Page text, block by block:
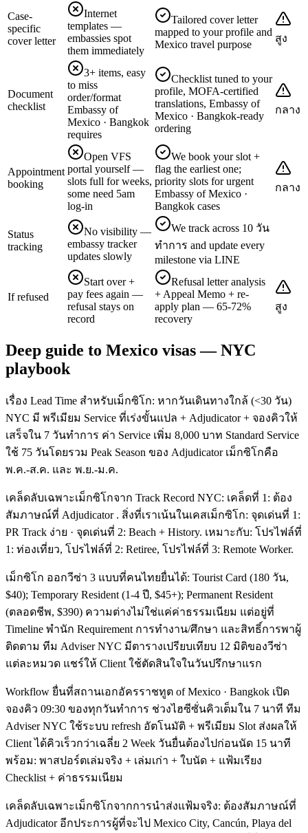
Case-
specific
cover letter
Internet
templates —
embassies spot
them immediately
Tailored cover letter
mapped to your profile and
Mexico travel purpose
สูง
Document
checklist
3+ items, easy
to miss
order/format
Embassy of
Mexico · Bangkok
requires
Checklist tuned to your
profile, MOFA-certified
translations, Embassy of
Mexico · Bangkok-ready
ordering
กลาง
Appointment
booking
Open VFS
portal yourself —
slots full for weeks,
some need 5am
log-in
We book your slot +
flag the earliest one;
priority slots for urgent
Embassy of Mexico ·
Bangkok cases
กลาง
Status
tracking
No visibility —
embassy tracker
updates slowly
We track across 10 วัน
ทำการ and update every
milestone via LINE
If refused
Start over +
pay fees again —
refusal stays on
record
Refusal letter analysis
+ Appeal Memo + re-
apply plan — 65-72%
recovery
สูง
Deep guide to Mexico visas — NYC
playbook
เรื่อง Lead Time สำหรับเม็กซิโก: หากวันเดินทางใกล้ (<30 วัน)
NYC มี พรีเมียม Service ที่เร่งขั้นแปล + Adjudicator + จองคิวให้
เสร็จใน 7 วันทำการ ค่า Service เพิ่ม 8,000 บาท Standard Service
ใช้ 75 วันโดยรวม Peak Season ของ Adjudicator เม็กซิโกคือ
พ.ค.-ส.ค. และ พ.ย.-ม.ค.
เคล็ดลับเฉพาะเม็กซิโกจาก Track Record NYC: เคล็ดที่ 1: ต้อง
สัมภาษณ์ที่ Adjudicator . สิ่งที่เราเน้นในเคสเม็กซิโก: จุดเด่นที่ 1:
PR Track ง่าย · จุดเด่นที่ 2: Beach + History. เหมาะกับ: โปรไฟล์ที่
1: ท่องเที่ยว, โปรไฟล์ที่ 2: Retiree, โปรไฟล์ที่ 3: Remote Worker.
เม็กซิโก ออกวีซ่า 3 แบบที่คนไทยยื่นได้: Tourist Card (180 วัน,
$40); Temporary Resident (1-4 ปี, $45+); Permanent Resident
(ตลอดชีพ, $390) ความต่างไม่ใช่แค่ค่าธรรมเนียม แต่อยู่ที่
Timeline พำนัก Requirement การทำงาน/ศึกษา และสิทธิ์การพาผู้
ติดตาม ทีม Adviser NYC มีตารางเปรียบเทียบ 12 มิติของวีซ่า
แต่ละหมวด แชร์ให้ Client ใช้ตัดสินใจในวันปรึกษาแรก
Workflow ยื่นที่สถานเอกอัครราชทูต of Mexico · Bangkok เปิด
จองคิว 09:30 ของทุกวันทำการ ช่วงไฮซีซั่นคิวเต็มใน 7 นาที ทีม
Adviser NYC ใช้ระบบ refresh อัตโนมัติ + พรีเมียม Slot ส่งผลให้
Client ได้คิวเร็วกว่าเฉลี่ย 2 Week วันยื่นต้องไปก่อนนัด 15 นาที
พร้อม: พาสปอร์ตเล่มจริง + เล่มเก่า + ใบนัด + แฟ้มเรียง
Checklist + ค่าธรรมเนียม
เคล็ดลับเฉพาะเม็กซิโกจากการนำส่งแฟ้มจริง: ต้องสัมภาษณ์ที่
Adjudicator อีกประการผู้ที่จะไป Mexico City, Cancún, Playa del